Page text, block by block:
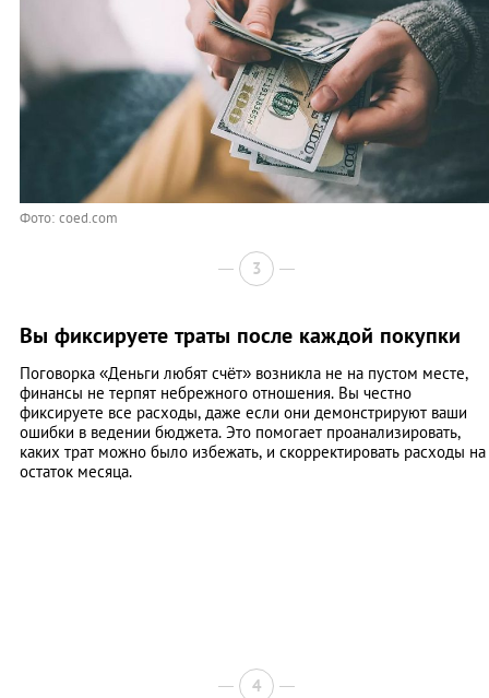
Фото: coed.com
3
Вы фиксируете траты после каждой покупки
Поговорка «Деньги любят счёт» возникла не на пустом месте,
финансы не терпят небрежного отношения. Вы честно
фиксируете все расходы, даже если они демонстрируют ваши
ошибки в ведении бюджета. Это помогает проанализировать,
каких трат можно было избежать, и скорректировать расходы на
остаток месяца.
4